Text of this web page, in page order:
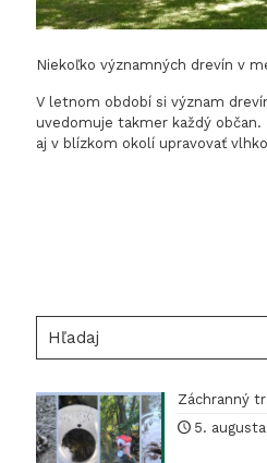
Niekoľko významných drevín v
V letnom období si význam
uvedomuje takmer každý
aj v blízkom okolí upravovať
Záchranný
5.